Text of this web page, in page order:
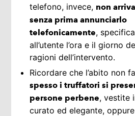
telefono, invece, non
senza prima annunciarlo
telefonicamente,
all’utente l’ora e il giorno
ragioni dell’intervento.
Ricordare che l’abito non
spesso i truffatori si
persone perbene, vestite
curato ed elegante,